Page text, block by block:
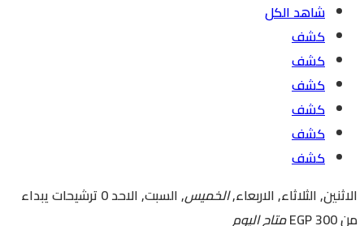
شاهد الكل
كشف
كشف
كشف
كشف
كشف
كشف
الاثنين, الثلاثاء, الاربعاء,الخميس, السبت, الاحد0 ترشيحات
يبداء
من EGP 300
متاح اليوم